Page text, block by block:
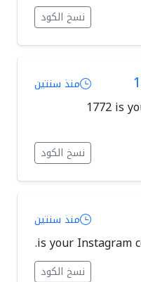
نسخ الكود
منذ سنتين
[#][TikTok]
نسخ الكود
منذ سنتين
نسخ الكود